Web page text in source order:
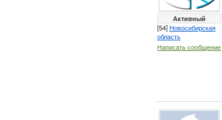
Активный
[54]Новосибирская
область
Написать сообщение